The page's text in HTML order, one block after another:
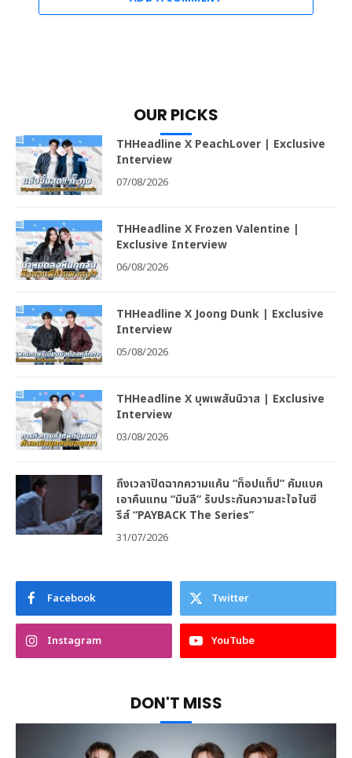
OUR PICKS
THHeadline X PeachLover | Exclusive
Interview
07/08/2026
THHeadline X Frozen Valentine |
Exclusive Interview
06/08/2026
THHeadline X Joong Dunk | Exclusive
Interview
05/08/2026
THHeadline X บุพเพสันนิวาส | Exclusive
Interview
03/08/2026
ถึงเวลาปิดฉากความแค้น “ท็อปแท็ป” คัมแบค
เอาคืนแทน “มินลี” รับประกันความสะใจในซี
รีส์ “PAYBACK The Series”
31/07/2026
Facebook Twitter
Instagram YouTube
DON'T MISS